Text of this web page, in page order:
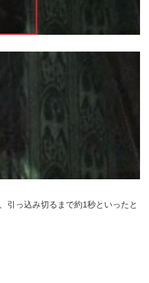
引っ込み切るまで約1秒といったと